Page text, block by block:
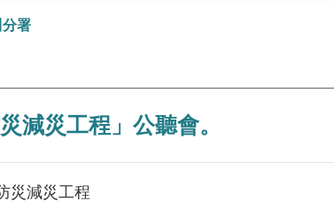
署
減災工程」公聽會。
災減災工程